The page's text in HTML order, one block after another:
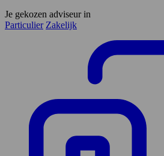
Je gekozen adviseur in
Particulier Zakelijk